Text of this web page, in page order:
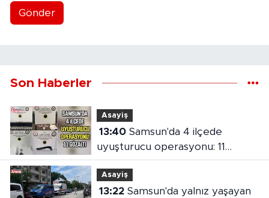
Gönder
Son Haberler
Asayiş
13:40Samsun'da 4 ilçede
uyuşturucu operasyonu: 11
gözaltı
Asayiş
13:22Samsun'da yalnız yaşayan